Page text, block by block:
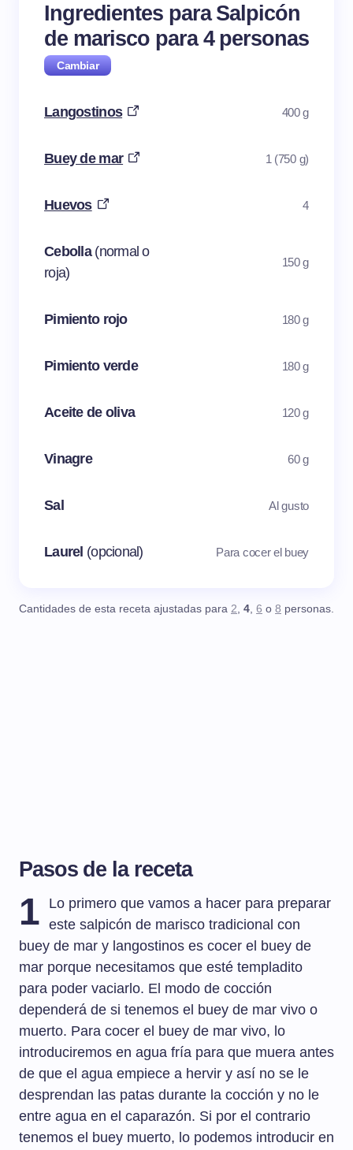
Ingredientes para Salpicón
de marisco para4 personas
Langostinos 400 g
Buey de mar 1 (750 g)
Huevos 4
Cebolla (normal o
roja)
150 g
Pimiento rojo 180 g
Pimiento verde 180 g
Aceite de oliva 120 g
Vinagre 60 g
Sal Al gusto
Laurel (opcional) Para cocer el buey
Cantidades de esta receta ajustadas para 2, 4, 6 o 8 personas.
Pasos de la receta
1
Lo primero que vamos a hacer para preparar
este salpicón de marisco tradicional con
buey de mar y langostinos es cocer el buey de
mar porque necesitamos que esté templadito
para poder vaciarlo. El modo de cocción
dependerá de si tenemos el buey de mar vivo o
muerto. Para cocer el buey de mar vivo, lo
introduciremos en agua fría para que muera antes
de que el agua empiece a hervir y así no se le
desprendan las patas durante la cocción y no le
entre agua en el caparazón. Si por el contrario
tenemos el buey muerto, lo podemos introducir en